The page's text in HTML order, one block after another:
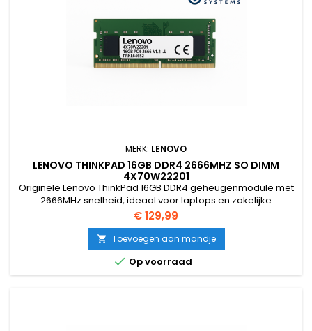
MERK: LENOVO
LENOVO THINKPAD 16GB DDR4 2666MHZ SO DIMM
4X70W22201
Originele Lenovo ThinkPad 16GB DDR4 geheugenmodule met
2666MHz snelheid, ideaal voor laptops en zakelijke
upgrades.
Prijs
€ 129,99
 Toevoegen aan mandje
 Op voorraad